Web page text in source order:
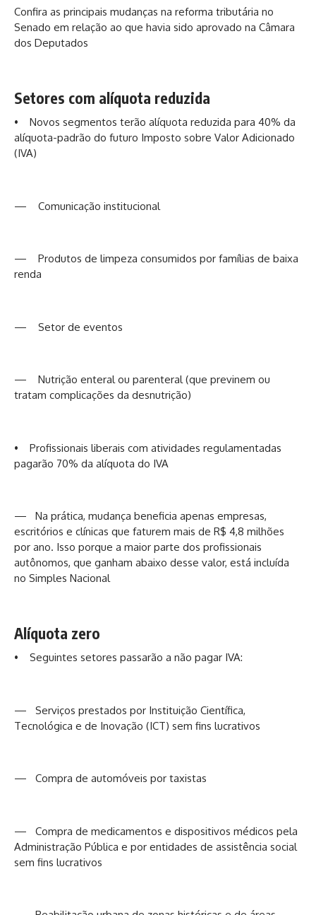
Confira as principais mudanças na reforma tributária no
Senado em relação ao que havia sido aprovado na Câmara
dos Deputados
Setores com alíquota reduzida
• Novos segmentos terão alíquota reduzida para 40% da
alíquota-padrão do futuro Imposto sobre Valor Adicionado
(IVA)
— Comunicação institucional
— Produtos de limpeza consumidos por famílias de baixa
renda
— Setor de eventos
— Nutrição enteral ou parenteral (que previnem ou
tratam complicações da desnutrição)
• Profissionais liberais com atividades regulamentadas
pagarão 70% da alíquota do IVA
— Na prática, mudança beneficia apenas empresas,
escritórios e clínicas que faturem mais de R$ 4,8 milhões
por ano. Isso porque a maior parte dos profissionais
autônomos, que ganham abaixo desse valor, está incluída
no Simples Nacional
Alíquota zero
• Seguintes setores passarão a não pagar IVA:
— Serviços prestados por Instituição Científica,
Tecnológica e de Inovação (ICT) sem fins lucrativos
— Compra de automóveis por taxistas
— Compra de medicamentos e dispositivos médicos pela
Administração Pública e por entidades de assistência social
sem fins lucrativos